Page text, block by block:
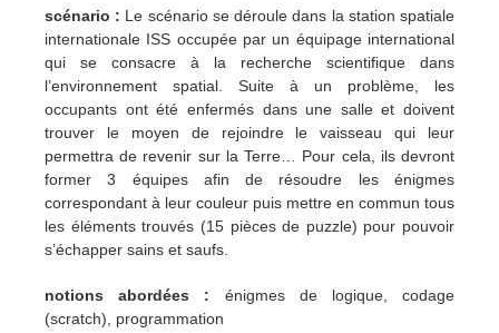
scénario : Le scénario se déroule dans la station spatiale
internationale ISS occupée par un équipage international
qui se consacre à la recherche scientifique dans
l’environnement spatial. Suite à un problème, les
occupants ont été enfermés dans une salle et doivent
trouver le moyen de rejoindre le vaisseau qui leur
permettra de revenir sur la Terre… Pour cela, ils devront
former 3 équipes afin de résoudre les énigmes
correspondant à leur couleur puis mettre en commun tous
les éléments trouvés (15 pièces de puzzle) pour pouvoir
s’échapper sains et saufs.
notions abordées : énigmes de logique, codage
(scratch), programmation